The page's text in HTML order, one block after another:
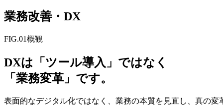
業務改善・DX
FIG.01概観
DXは「ツール導入」ではなく
「業務変革」です。
表面的なデジタル化ではなく、業務の本質を見直し、真の変